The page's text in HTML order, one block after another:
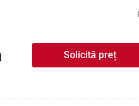
Solicită preț